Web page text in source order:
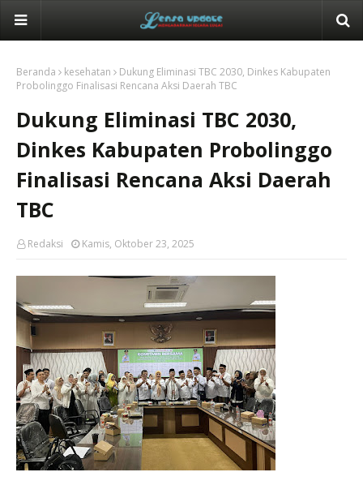
Beranda kesehatan
Dukung Eliminasi TBC 2030, Dinkes Kabupaten
Probolinggo Finalisasi Rencana Aksi Daerah TBC
Dukung Eliminasi TBC 2030,
Dinkes Kabupaten Probolinggo
Finalisasi Rencana Aksi Daerah
TBC
Redaksi Kamis, Oktober 23, 2025